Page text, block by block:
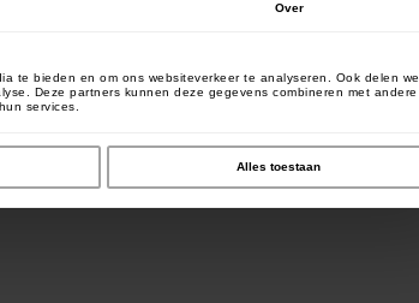
Over
te bieden en om ons websiteverkeer te analyseren. Ook delen we
Deze partners kunnen deze gegevens combineren met andere
services.
Alles toestaan